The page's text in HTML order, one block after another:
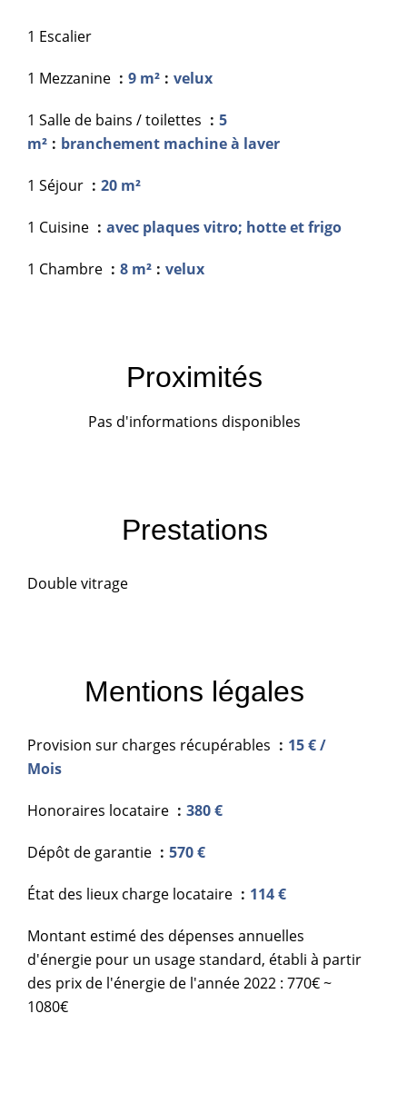
1 Escalier
1 Mezzanine 9 m² velux
1 Salle de bains / toilettes
5
m²
branchement machine à laver
1 Séjour 20 m²
1 Cuisine avec plaques vitro; hotte et frigo
1 Chambre 8 m² velux
Proximités
Pas d'informations disponibles
Prestations
Double vitrage
Mentions légales
Provision sur charges récupérables
15 € /
Mois
Honoraires locataire 380 €
Dépôt de garantie 570 €
État des lieux charge locataire 114 €
Montant estimé des dépenses annuelles
d'énergie pour un usage standard, établi à partir
des prix de l'énergie de l'année 2022 : 770€ ~
1080€